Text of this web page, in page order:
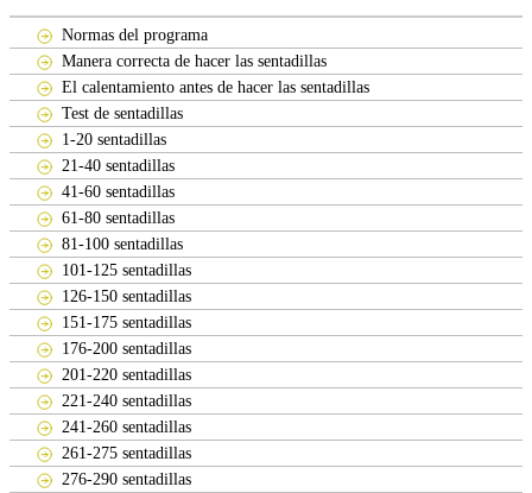
Normas del programa
Manera correcta de hacer las sentadillas
El calentamiento antes de hacer las sentadillas
Test de sentadillas
1-20 sentadillas
21-40 sentadillas
41-60 sentadillas
61-80 sentadillas
81-100 sentadillas
101-125 sentadillas
126-150 sentadillas
151-175 sentadillas
176-200 sentadillas
201-220 sentadillas
221-240 sentadillas
241-260 sentadillas
261-275 sentadillas
276-290 sentadillas